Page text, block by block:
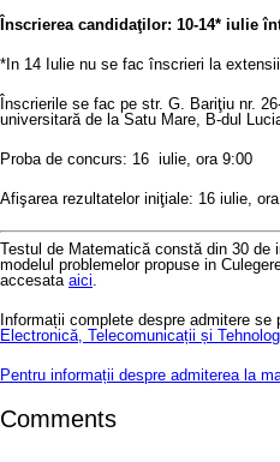
Înscrierea candidaţilor: 10-14* iulie
*In 14 Iulie nu se fac înscrieri la
Înscrierile se fac pe str. G. Bariţiu nr.
universitară de la Satu Mare, B-dul
Proba de concurs: 16 iulie, ora 9:00
Afişarea rezultatelor iniţiale: 16 iulie,
Testul de Matematică constă din 30 de
modelul problemelor propuse in
accesata aici
Informații complete despre admitere se
Electronică, Telecomunicații și
Pentru informații despre admiterea la
Comments